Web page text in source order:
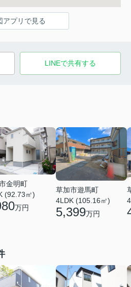
アプリで見る
LINEで共有する
金明町
(92.73㎡)
万円
草加市遊馬町
4LDK (105.16㎡)
5,399万円